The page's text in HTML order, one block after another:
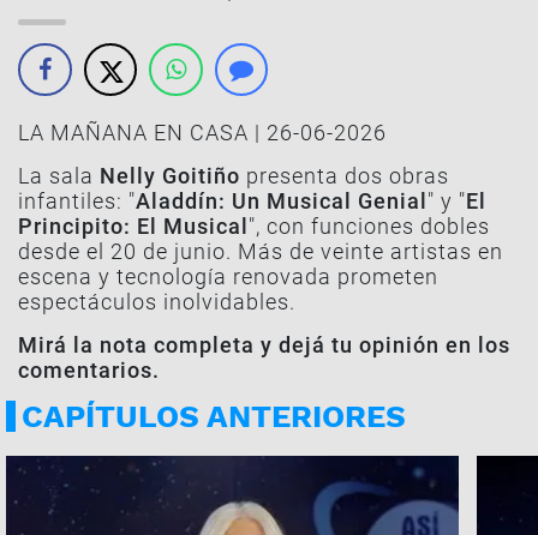
LA MAÑANA EN CASA | 26-06-2026
La sala Nelly Goitiño presenta dos obras
infantiles: "Aladdín: Un Musical Genial " y "El
Principito: El Musical ", con funciones dobles
desde el 20 de junio. Más de veinte artistas en
escena y tecnología renovada prometen
espectáculos inolvidables.
Mirá la nota completa y dejá tu opinión en los
comentarios.
CAPÍTULOS ANTERIORES